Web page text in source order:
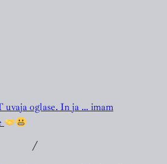
uvaja oglase. In ja … imam
╱